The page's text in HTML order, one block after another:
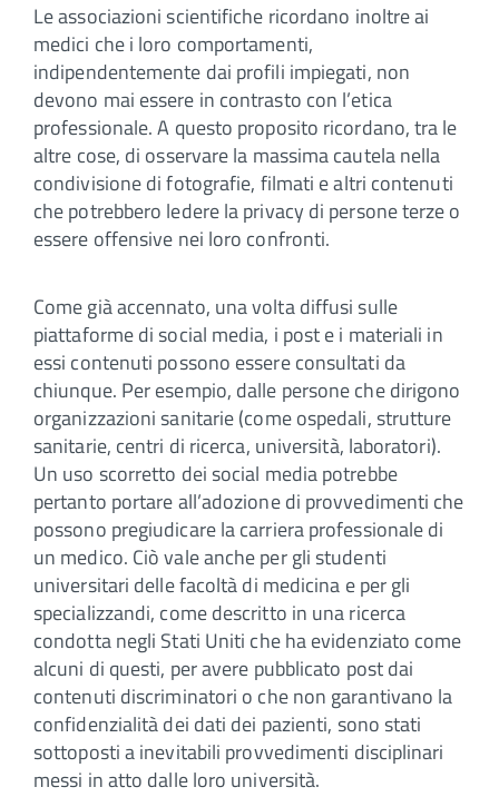
Le associazioni scientifiche ricordano inoltre ai
medici che i loro comportamenti,
indipendentemente dai profili impiegati, non
devono mai essere in contrasto con l’etica
professionale. A questo proposito ricordano, tra le
altre cose, di osservare la massima cautela nella
condivisione di fotografie, filmati e altri contenuti
che potrebbero ledere la privacy di persone terze o
essere offensive nei loro confronti.
Come già accennato, una volta diffusi sulle
piattaforme di social media, i post e i materiali in
essi contenuti possono essere consultati da
chiunque. Per esempio, dalle persone che dirigono
organizzazioni sanitarie (come ospedali, strutture
sanitarie, centri di ricerca, università, laboratori).
Un uso scorretto dei social media potrebbe
pertanto portare all’adozione di provvedimenti che
possono pregiudicare la carriera professionale di
un medico. Ciò vale anche per gli studenti
universitari delle facoltà di medicina e per gli
specializzandi, come descritto in una ricerca
condotta negli Stati Uniti che ha evidenziato come
alcuni di questi, per avere pubblicato post dai
contenuti discriminatori o che non garantivano la
confidenzialità dei dati dei pazienti, sono stati
sottoposti a inevitabili provvedimenti disciplinari
messi in atto dalle loro università.